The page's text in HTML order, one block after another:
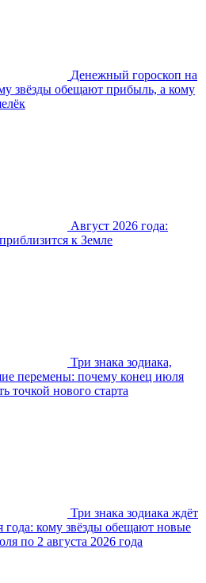
Денежный гороскоп на
звёзды обещают прибыль, а кому
Август 2026 года:
к Земле
Три знака зодиака,
перемены: почему конец июля
точкой нового старта
Три знака зодиака ждёт
года: кому звёзды обещают новые
по 2 августа 2026 года